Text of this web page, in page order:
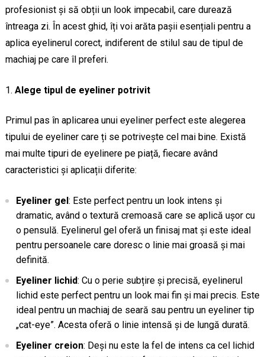
profesionist și să obții un look impecabil, care durează
întreaga zi. În acest ghid, îți voi arăta pașii esențiali pentru a
aplica eyelinerul corect, indiferent de stilul sau de tipul de
machiaj pe care îl preferi.
Alege tipul de eyeliner potrivit
Primul pas în aplicarea unui eyeliner perfect este alegerea
tipului de eyeliner care ți se potrivește cel mai bine. Există
mai multe tipuri de eyelinere pe piață, fiecare având
caracteristici și aplicații diferite:
Eyeliner gel : Este perfect pentru un look intens și
dramatic, având o textură cremoasă care se aplică ușor cu
o pensulă. Eyelinerul gel oferă un finisaj mat și este ideal
pentru persoanele care doresc o linie mai groasă și mai
definită.
Eyeliner lichid: Cu o perie subțire și precisă, eyelinerul
lichid este perfect pentru un look mai fin și mai precis. Este
ideal pentru un machiaj de seară sau pentru un eyeliner tip
„cat-eye”. Acesta oferă o linie intensă și de lungă durată.
Eyeliner creion: Deși nu este la fel de intens ca cel lichid